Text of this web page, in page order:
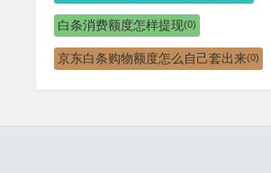
白条消费额度怎样提现(0)
京东白条购物额度怎么自己套出来(0)